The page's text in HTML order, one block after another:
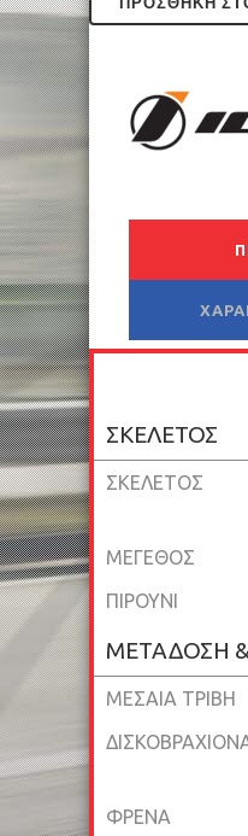
ΣΚΕΛΕΤΟΣ
ΣΚΕΛΕΤΟΣ
ΜΕΓΕΘΟΣ
ΠΙΡΟΥΝΙ
ΜΕΤΑΔΟΣΗ
ΜΕΣΑΙΑ ΤΡΙΒΗ
ΦΡΕΝΑ